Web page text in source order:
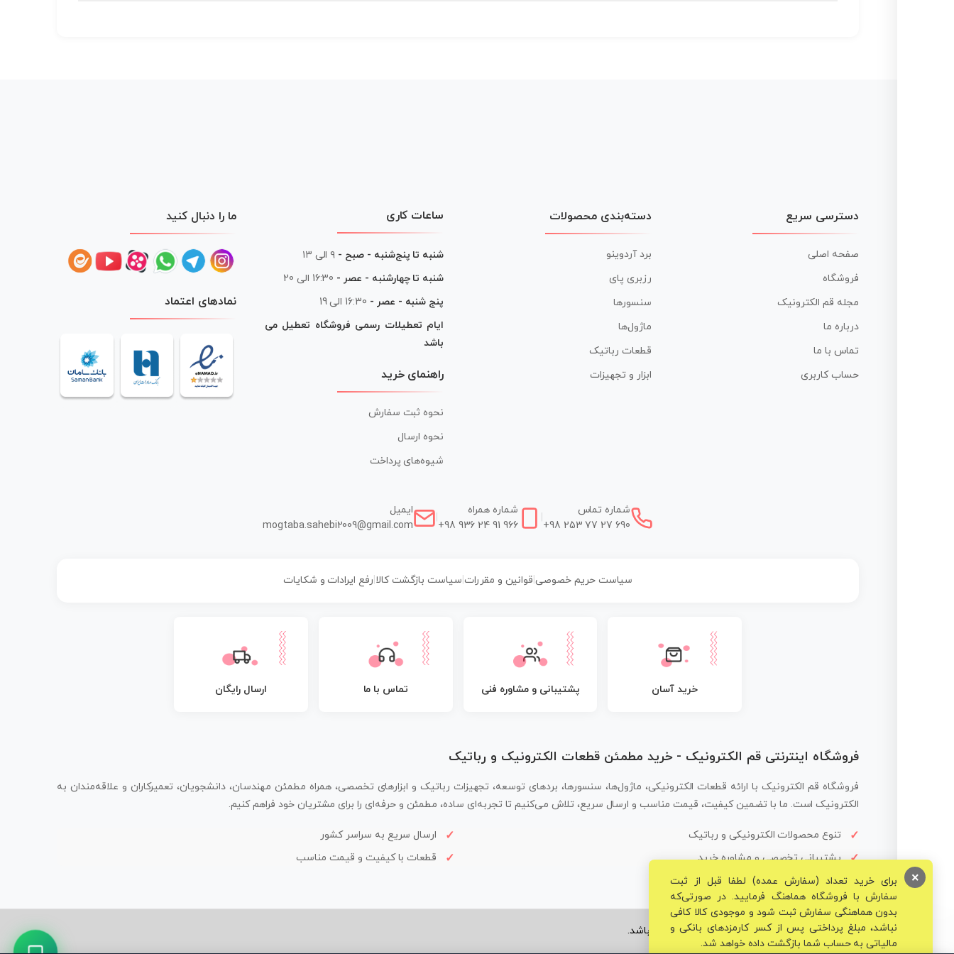
دسترسی سریع
صفحه اصلی
فروشگاه
مجله قم الکترونیک
درباره ما
تماس با ما
حساب کاربری
دسته‌بندی محصولات
برد آردوینو
رزبری پای
سنسورها
ماژول‌ها
قطعات رباتیک
ابزار و تجهیزات
ساعات کاری
شنبه تا پنج‌شنبه - صبح - ۹ الی ۱۳
شنبه تا چهارشنبه - عصر - 16:30 الی 20
پنج شنبه - عصر - 16:30 الی 19
ایام تعطیلات رسمی فروشگاه تعطیل می
باشد
راهنمای خرید
نحوه ثبت سفارش
نحوه ارسال
شیوه‌های پرداخت
ما را دنبال کنید
نمادهای اعتماد
شماره تماس
+98 253 77 27 690
شماره همراه
+98 936 24 91 966
ایمیل
mogtaba.sahebi2009@gmail.com
سیاست حریم خصوصی| قوانین و مقررات سیاست بازگشت کالا رفع ایرادات و شکایات
خرید آسان پشتیبانی و مشاوره فنی تماس با ما ارسال رایگان
فروشگاه اینترنتی قم الکترونیک - خرید مطمئن قطعات الکترونیک و رباتیک
فروشگاه قم الکترونیک با ارائه قطعات الکترونیکی، ماژول‌ها، سنسورها، بردهای توسعه، تجهیزات رباتیک و ابزارهای تخصصی، همراه مطمئن مهندسان، دانشجویان، تعمیرکاران و علاقه‌مندان به
الکترونیک است. ما با تضمین کیفیت، قیمت مناسب و ارسال سریع، تلاش می‌کنیم تا تجربه‌ای ساده، مطمئن و حرفه‌ای را برای مشتریان خود فراهم کنیم.
تنوع محصولات الکترونیکی و رباتیک
ارسال سریع به سراسر کشور
پشتیبانی تخصصی و مشاوره خرید
قطعات با کیفیت و قیمت مناسب
© تمامی حقوق برای فروشگاه تخصصی قم الکترونیک محفوظ می‌باشد.
برای خرید تعداد (سفارش عمده) لطفا قبل از ثبت
سفارش با فروشگاه هماهنگ فرمایید. در صورتی‌که
بدون هماهنگی سفارش ثبت شود و موجودی کالا کافی
نباشد، مبلغ پرداختی پس از کسر کارمزدهای بانکی و
مالیاتی به حساب شما بازگشت داده خواهد شد.
×